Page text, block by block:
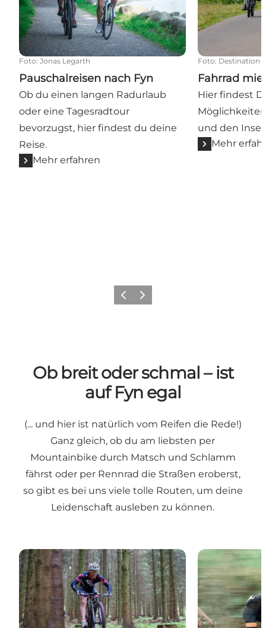
Foto: Jonas Legarth
Pauschalreisen nach Fyn
Ob du einen langen Radurlaub
oder eine Tagesradtour
bevorzugst, hier findest du deine
Reise.
Mehr erfahren
Foto: Destination
Fahrrad
Hier findest
und den
Mehr
ZurückWeiter
Ob breit oder schmal – ist
auf Fyn egal
(... und hier ist natürlich vom Reifen die Rede!)
Ganz gleich, ob du am liebsten per
Mountainbike durch Matsch und Schlamm
fährst oder per Rennrad die Straßen eroberst,
so gibt es bei uns viele tolle Routen, um deine
Leidenschaft ausleben zu können.
Mountainbike Radfahren